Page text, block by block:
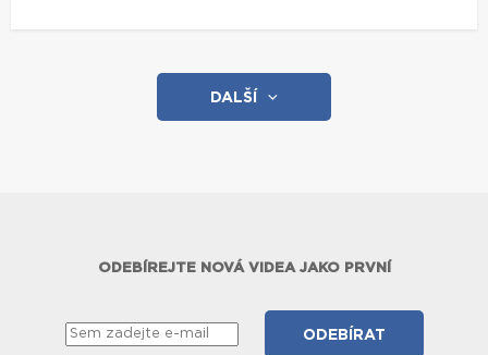
DALŠÍ
ODEBÍREJTE NOVÁ VIDEA JAKO PRVNÍ